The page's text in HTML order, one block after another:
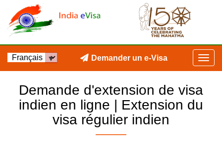
Demander un e-Visa
Demande d'extension de visa
indien en ligne | Extension du
visa régulier indien